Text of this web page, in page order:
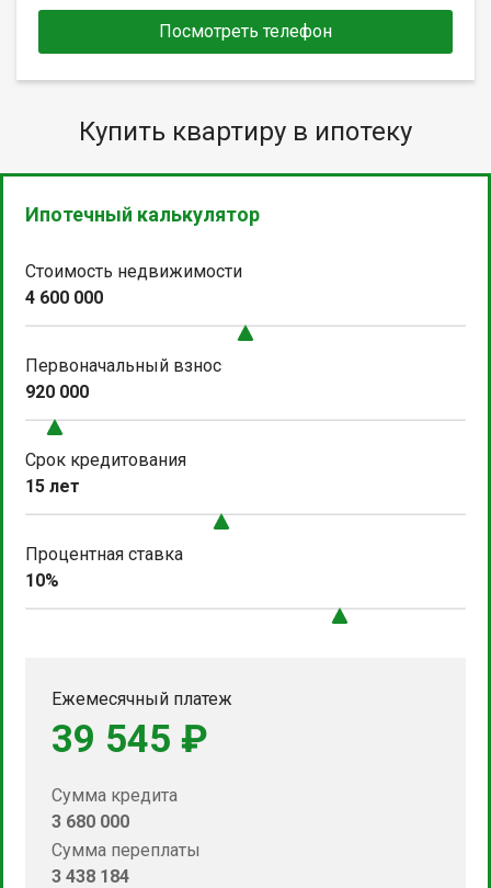
Посмотреть телефон
Купить квартиру в ипотеку
Ипотечный калькулятор
Стоимость недвижимости
4 600 000
Первоначальный взнос
920 000
Срок кредитования
15 лет
Процентная ставка
10%
Ежемесячный платеж
39 545 ₽
Сумма кредита
3 680 000
Сумма переплаты
3 438 184